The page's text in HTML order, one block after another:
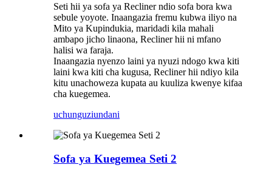
Seti hii ya sofa ya Recliner ndio sofa bora kwa
sebule yoyote. Inaangazia fremu kubwa iliyo na
Mito ya Kupindukia, maridadi kila mahali
ambapo jicho linaona, Recliner hii ni mfano
halisi wa faraja.
Inaangazia nyenzo laini ya nyuzi ndogo kwa kiti
laini kwa kiti cha kugusa, Recliner hii ndiyo kila
kitu unachoweza kupata au kuuliza kwenye kifaa
cha kuegemea.
uchunguziundani
Sofa ya Kuegemea Seti 2